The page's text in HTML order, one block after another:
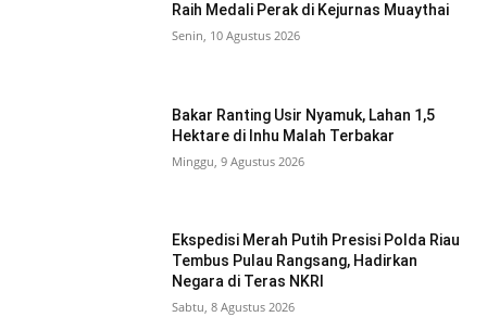
Raih Medali Perak di Kejurnas Muaythai
Senin, 10 Agustus 2026
Bakar Ranting Usir Nyamuk, Lahan 1,5
Hektare di Inhu Malah Terbakar
Minggu, 9 Agustus 2026
Ekspedisi Merah Putih Presisi Polda Riau
Tembus Pulau Rangsang, Hadirkan
Negara di Teras NKRI
Sabtu, 8 Agustus 2026